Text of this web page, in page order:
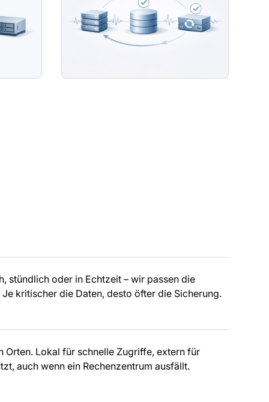
stündlich oder in Echtzeit – wir passen die
kritischer die Daten, desto öfter die Sicherung.
Orten. Lokal für schnelle Zugriffe, extern für
auch wenn ein Rechenzentrum ausfällt.